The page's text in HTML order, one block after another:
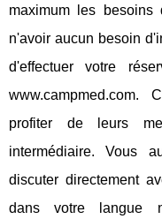
maximum les
n'avoir aucun besoin
d'effectuer votre
profiter de leurs
intermédiaire. Vous
discuter directement
dans votre langue